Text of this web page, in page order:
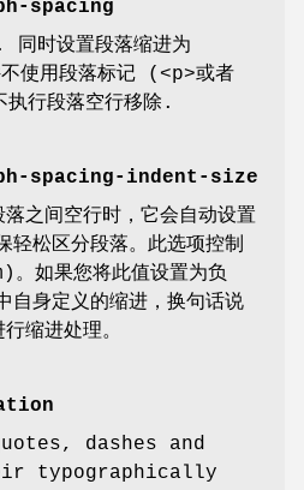
spacing
同时设置段落缩进为
使用段落标记 (<p>或者
行段落空行移除.
spacing-indent-size
间空行时，它会自动设置
轻松区分段落。此选项控制
如果您将此值设置为负
自身定义的缩进，换句话说
进处理。
dashes and
typographically